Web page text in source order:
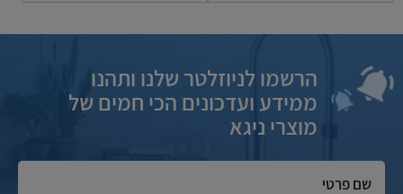
הרשמו לניוזלטר שלנו ותהנו
ממידע ועדכונים הכי חמים של
מוצרי ניגא